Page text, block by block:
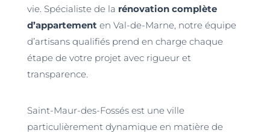
vie. Spécialiste de la rénovation complète
d’appartementen Val-de-Marne, notre équipe
d’artisans qualifiés prend en charge chaque
étape de votre projet avec rigueur et
transparence.
Saint-Maur-des-Fossés est une ville
particulièrement dynamique en matière de